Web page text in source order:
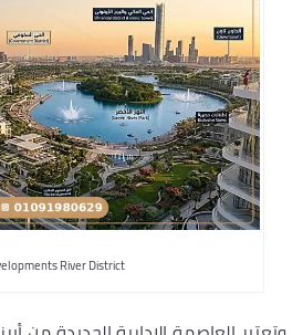
River District